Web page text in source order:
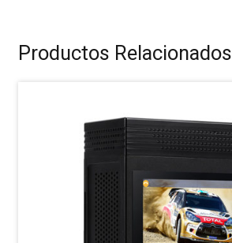
Productos Relacionados